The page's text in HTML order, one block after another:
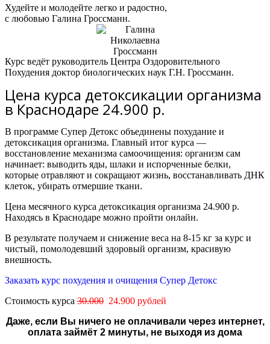
Худейте и молодейте легко и радостно,
с любовью Галина Гроссманн.
Курс ведёт руководитель Центра Оздоровительного
Похудения доктор биологических наук Г.Н. Гроссманн.
Цена курса детоксикации организма
в Краснодаре 24.900 р.
В программе Супер Детокс объединены похудание и
детоксикация организма. Главный итог курса —
восстановление механизма самоочищения: организм сам
начинает: выводить яды, шлаки и испорченные белки,
которые отравляют и сокращают жизнь, восстанавливать ДНК
клеток, убирать отмершие ткани.
Цена месячного курса детоксикация организма 24.900 р.
Находясь в Краснодаре можно пройти онлайн.
В результате получаем и снижение веса на 8-15 кг за курс и
чистый, помолодевший здоровый организм, красивую
внешность.
Заказать курс похудения и очищения Супер Детокс
Стоимость курса 30.000 24.900 рублей
Даже, если Вы ничего не оплачивали через интернет,
оплата займёт 2 минуты, не выходя из дома